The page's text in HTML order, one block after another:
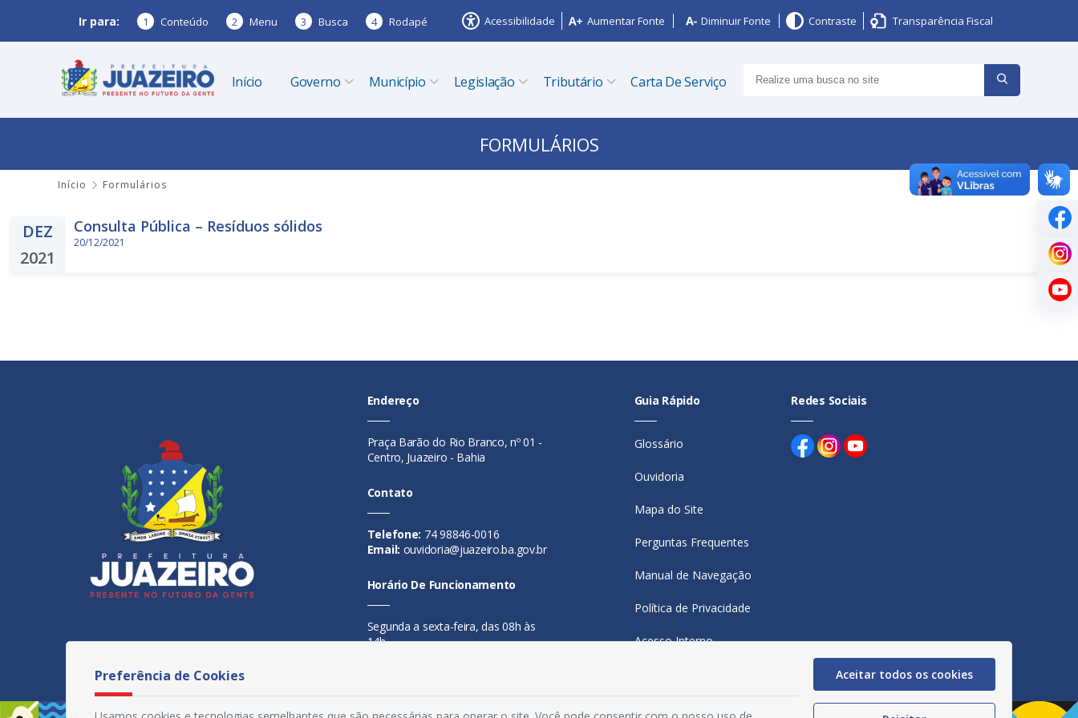
Ir para: 1 Conteúdo 2 Menu 3 Busca 4 Rodapé Acessibilidade Aumentar Fonte Diminuir Fonte Contraste Transparência Fiscal
Início Governo Município Legislação Tributário Carta De Serviço
FORMULÁRIOS
Início Formulários
DEZ
2021
Consulta Pública – Resíduos sólidos
20/12/2021
Endereço
Praça Barão do Rio Branco, nº 01 -
Centro, Juazeiro - Bahia
Contato
Telefone: 74 98846-0016
Email: ouvidoria@juazeiro.ba.gov.br
Horário De Funcionamento
Segunda a sexta-feira, das 08h às
14h
Guia Rápido
Glossário
Ouvidoria
Mapa do Site
Perguntas Frequentes
Manual de Navegação
Política de Privacidade
Acesso Interno
Redes Sociais
Preferência de Cookies Aceitar todos os cookies